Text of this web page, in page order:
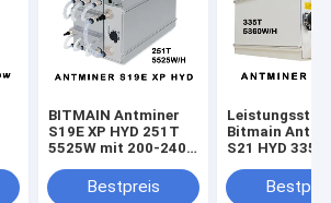
BITMAIN Antminer
S19E XP HYD 251T
5525W mit 200-240V
Bestpreis
Bitmain
S21 HYD
200-240V